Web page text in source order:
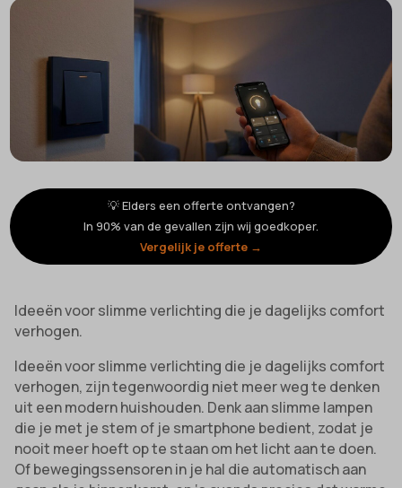
💡 Elders een offerte ontvangen?
In 90% van de gevallen zijn wij goedkoper.
Vergelijk je offerte →
Ideeën voor slimme verlichting die je dagelijks comfort
verhogen.
Ideeën voor slimme verlichting die je dagelijks comfort
verhogen, zijn tegenwoordig niet meer weg te denken
uit een modern huishouden. Denk aan slimme lampen
die je met je stem of je smartphone bedient, zodat je
nooit meer hoeft op te staan om het licht aan te doen.
Of bewegingssensoren in je hal die automatisch aan